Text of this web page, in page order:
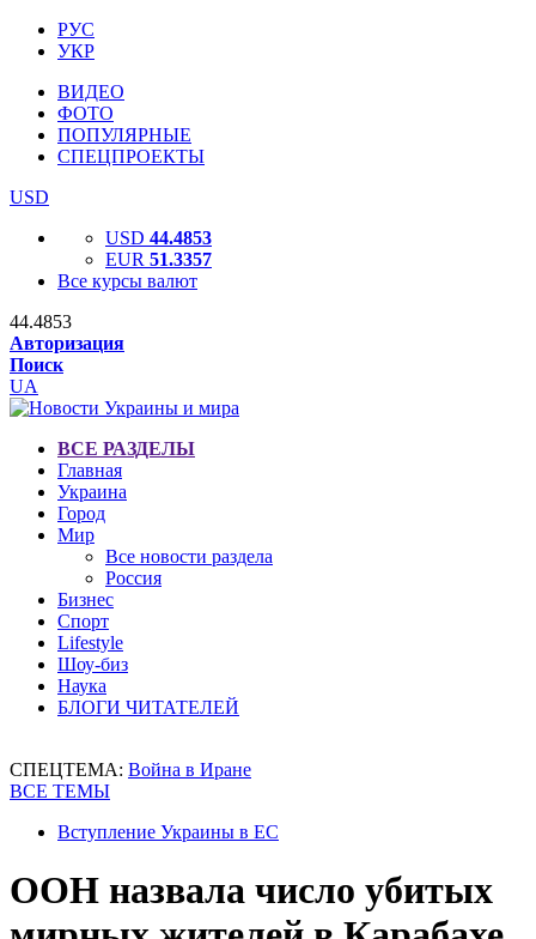
РУС
УКР
ВИДЕО
ФОТО
ПОПУЛЯРНЫЕ
СПЕЦПРОЕКТЫ
USD
USD 44.4853
EUR 51.3357
Все курсы валют
44.4853
Авторизация
Поиск
UA
ВСЕ РАЗДЕЛЫ
Главная
Украина
Город
Мир
Все новости раздела
Россия
Бизнес
Спорт
Lifestyle
Шоу-биз
Наука
БЛОГИ ЧИТАТЕЛЕЙ
СПЕЦТЕМА: Война в Иране
ВСЕ ТЕМЫ
Вступление Украины в ЕС
ООН назвала число убитых